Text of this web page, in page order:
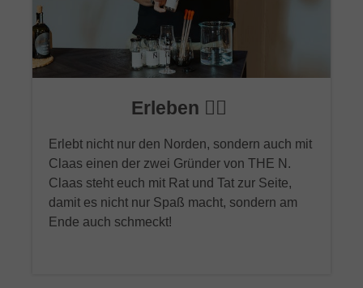
Erleben 🙋‍♂️
Erlebt nicht nur den Norden, sondern auch mit
Claas einen der zwei Gründer von THE N.
Claas steht euch mit Rat und Tat zur Seite,
damit es nicht nur Spaß macht, sondern am
Ende auch schmeckt!